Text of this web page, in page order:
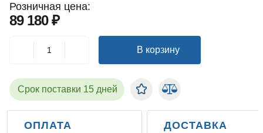
Розничная цена:
89 180 ₽
В корзину
Срок поставки 15 дней
ОПЛАТА ДОСТАВКА